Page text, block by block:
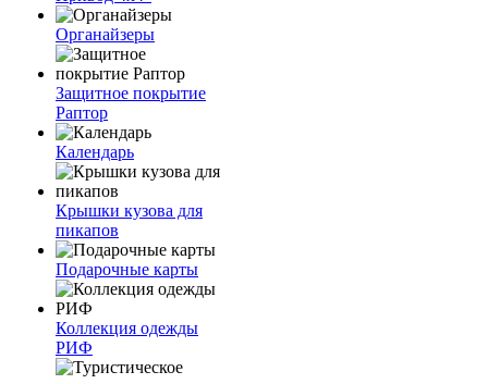
Органайзеры
Защитное покрытие
Раптор
Календарь
Крышки кузова для
пикапов
Подарочные карты
Коллекция одежды
РИФ